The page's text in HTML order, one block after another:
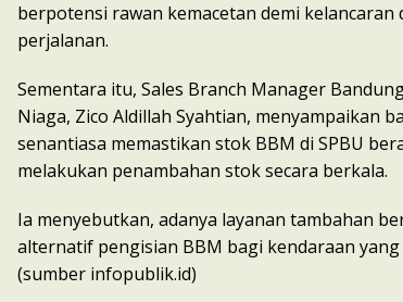
berpotensi rawan kemacetan demi kelancaran
perjalanan.
Sementara itu, Sales Branch Manager
Niaga, Zico Aldillah Syahtian, menyampaikan
senantiasa memastikan stok BBM di SPBU
melakukan penambahan stok secara berkala.
Ia menyebutkan, adanya layanan tambahan
alternatif pengisian BBM bagi kendaraan
(sumber infopublik.id)